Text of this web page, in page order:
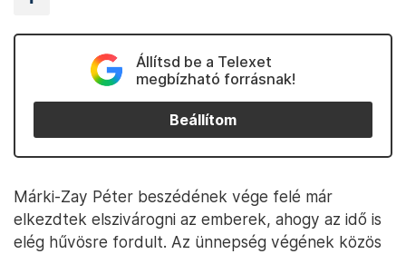
Állítsd be a Telexet
megbízható forrásnak!
Beállítom
Márki-Zay Péter beszédének vége felé már
elkezdtek elszivárogni az emberek, ahogy az idő is
elég hűvösre fordult. Az ünnepség végének közös